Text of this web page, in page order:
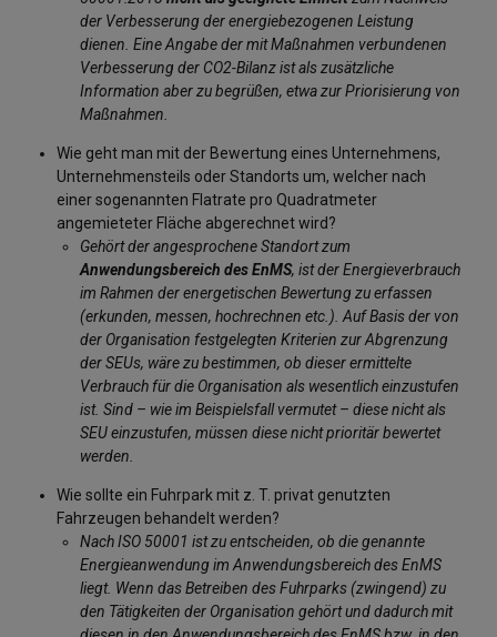
der Verbesserung der energiebezogenen Leistung
dienen. Eine Angabe der mit Maßnahmen verbundenen
Verbesserung der CO2-Bilanz ist als zusätzliche
Information aber zu begrüßen, etwa zur Priorisierung von
Maßnahmen.
Wie geht man mit der Bewertung eines Unternehmens,
Unternehmensteils oder Standorts um, welcher nach
einer sogenannten Flatrate pro Quadratmeter
angemieteter Fläche abgerechnet wird?
Gehört der angesprochene Standort zum
Anwendungsbereich des EnMS, ist der Energieverbrauch
im Rahmen der energetischen Bewertung zu erfassen
(erkunden, messen, hochrechnen etc.). Auf Basis der von
der Organisation festgelegten Kriterien zur Abgrenzung
der SEUs, wäre zu bestimmen, ob dieser ermittelte
Verbrauch für die Organisation als wesentlich einzustufen
ist. Sind – wie im Beispielsfall vermutet – diese nicht als
SEU einzustufen, müssen diese nicht prioritär bewertet
werden.
Wie sollte ein Fuhrpark mit z. T. privat genutzten
Fahrzeugen behandelt werden?
Nach ISO 50001 ist zu entscheiden, ob die genannte
Energieanwendung im Anwendungsbereich des EnMS
liegt. Wenn das Betreiben des Fuhrparks (zwingend) zu
den Tätigkeiten der Organisation gehört und dadurch mit